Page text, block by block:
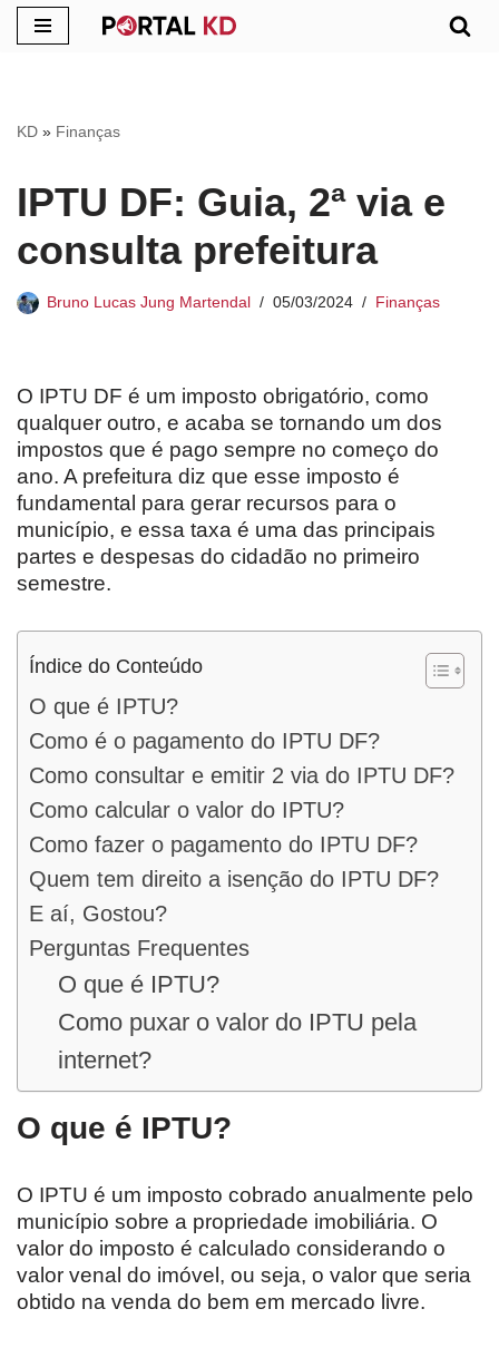
conteúdo
KD » Finanças
IPTU DF: Guia, 2ª via e
consulta prefeitura
Bruno Lucas Jung Martendal 05/03/2024 Finanças
O IPTU DF é um imposto obrigatório, como
qualquer outro, e acaba se tornando um dos
impostos que é pago sempre no começo do
ano. A prefeitura diz que esse imposto é
fundamental para gerar recursos para o
município, e essa taxa é uma das principais
partes e despesas do cidadão no primeiro
semestre.
Índice do Conteúdo
O que é IPTU?
Como é o pagamento do IPTU DF?
Como consultar e emitir 2 via do IPTU DF?
Como calcular o valor do IPTU?
Como fazer o pagamento do IPTU DF?
Quem tem direito a isenção do IPTU DF?
E aí, Gostou?
Perguntas Frequentes
O que é IPTU?
Como puxar o valor do IPTU pela
internet?
O que é IPTU?
O IPTU é um imposto cobrado anualmente pelo
município sobre a propriedade imobiliária. O
valor do imposto é calculado considerando o
valor venal do imóvel, ou seja, o valor que seria
obtido na venda do bem em mercado livre.